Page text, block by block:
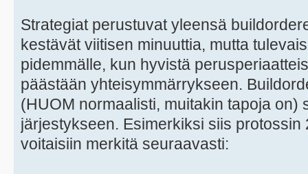
Strategiat perustuvat yleensä
kestävät viitisen minuuttia, mutta
pidemmälle, kun hyvistä
päästään yhteisymmärrykseen.
(HUOM normaalisti, muitakin tapoja on)
järjestykseen. Esimerkiksi siis protossin
voitaisiin merkitä seuraavasti: